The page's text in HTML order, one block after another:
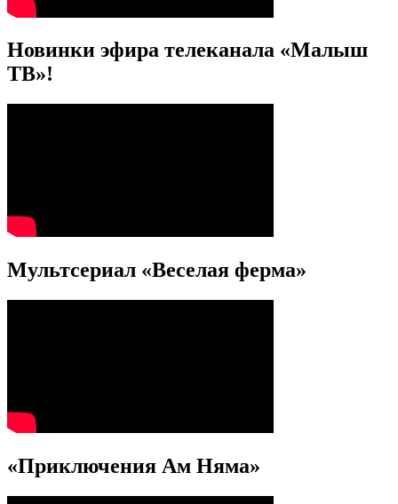
Новинки эфира телеканала «Малыш
ТВ»!
Мультсериал «Веселая ферма»
«Приключения Ам Няма»